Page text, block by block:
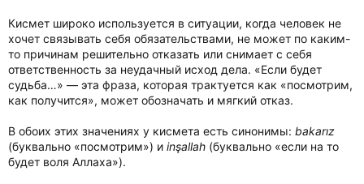
Кисмет широко используется в ситуации, когда человек не
хочет связывать себя обязательствами, не может по каким-
то причинам решительно отказать или снимает с себя
ответственность за неудачный исход дела. «Если будет
судьба…» — эта фраза, которая трактуется как «посмотрим,
как получится», может обозначать и мягкий отказ.
В обоих этих значениях у кисмета есть синонимы: bakarız
(буквально «посмотрим») и inşallah (буквально «если на то
будет воля Аллаха»).